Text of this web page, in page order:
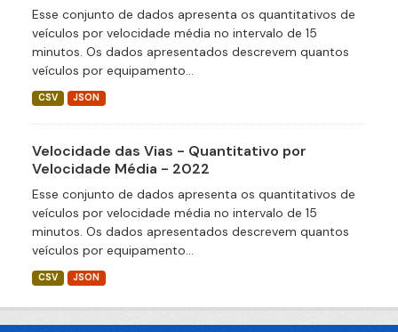
Esse conjunto de dados apresenta os quantitativos de
veículos por velocidade média no intervalo de 15
minutos. Os dados apresentados descrevem quantos
veículos por equipamento...
CSV JSON
Velocidade das Vias - Quantitativo por
Velocidade Média - 2022
Esse conjunto de dados apresenta os quantitativos de
veículos por velocidade média no intervalo de 15
minutos. Os dados apresentados descrevem quantos
veículos por equipamento...
CSV JSON